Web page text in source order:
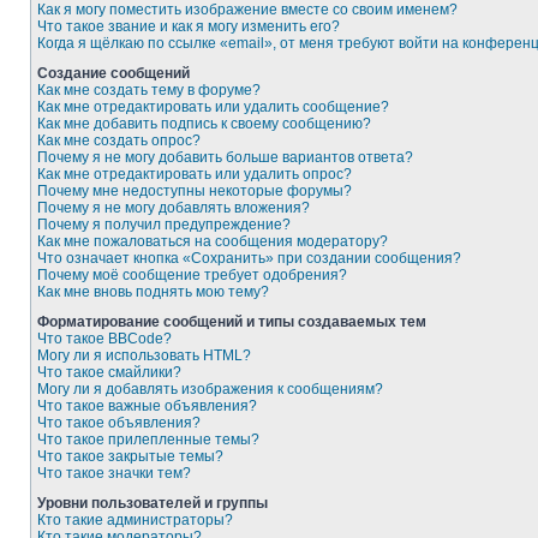
Как я могу поместить изображение вместе со своим именем?
Что такое звание и как я могу изменить его?
Когда я щёлкаю по ссылке «email», от меня требуют войти на
Создание сообщений
Как мне создать тему в форуме?
Как мне отредактировать или удалить сообщение?
Как мне добавить подпись к своему сообщению?
Как мне создать опрос?
Почему я не могу добавить больше вариантов ответа?
Как мне отредактировать или удалить опрос?
Почему мне недоступны некоторые форумы?
Почему я не могу добавлять вложения?
Почему я получил предупреждение?
Как мне пожаловаться на сообщения модератору?
Что означает кнопка «Сохранить» при создании сообщения?
Почему моё сообщение требует одобрения?
Как мне вновь поднять мою тему?
Форматирование сообщений и типы создаваемых тем
Что такое BBCode?
Могу ли я использовать HTML?
Что такое смайлики?
Могу ли я добавлять изображения к сообщениям?
Что такое важные объявления?
Что такое объявления?
Что такое прилепленные темы?
Что такое закрытые темы?
Что такое значки тем?
Уровни пользователей и группы
Кто такие администраторы?